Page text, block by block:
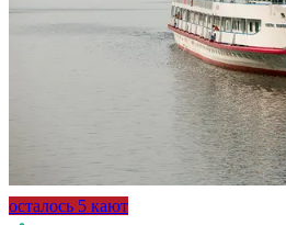
осталось 5 кают